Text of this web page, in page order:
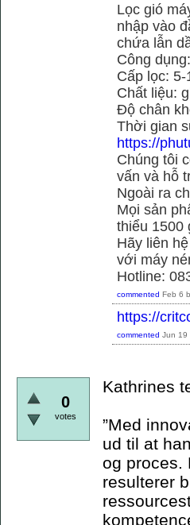
Lọc gió
nhập vào
chứa lẫn
Công
Cấp lọc: 5-
Chất liệu:
Độ chân
Thời gian
https://
Chúng tôi
vấn và hỗ
Ngoài ra
Mọi sản
thiểu 1500
Hãy liên
với máy
Hotline:
commented Feb 6
https://
commented Jun 19
0
votes
Kathrines
”Med
ud til at
og proces.
resulterer